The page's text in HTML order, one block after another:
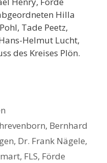
Hilla
Tade Peetz,
Helmut Lucht,
des Kreises Plön.
, Bernhard
, Dr. Frank Nägele,
, FLS, Förde